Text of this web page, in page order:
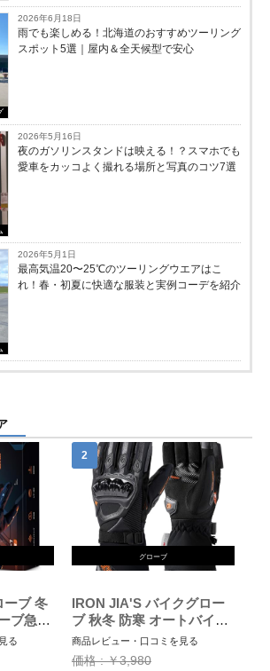
2026年6月18日
雨でも楽しめる！北海道のおすすめツーリング
スポット5選｜屋内＆全天候型で安心
2026年5月16日
夜のガソリンスタンドは映える！？スマホでも
愛車をカッコよく撮れる場所と写真のコツ7選
2026年5月1日
最高気温20〜25℃のツーリングウエアはこ
れ！春・初夏に快適な服装と実例コーデを紹介
ーブ 冬
ブ急速
大容
ーソケ
る
グローブ
IRON JIA'S バイクグロー
ブ 秋冬 防寒 オートバイ手
袋 冬用 スマホ対応 防水 防
風 保護手袋 裏起毛 滑り止
商品レビュー・口コミを見る
価格 : ￥3,980